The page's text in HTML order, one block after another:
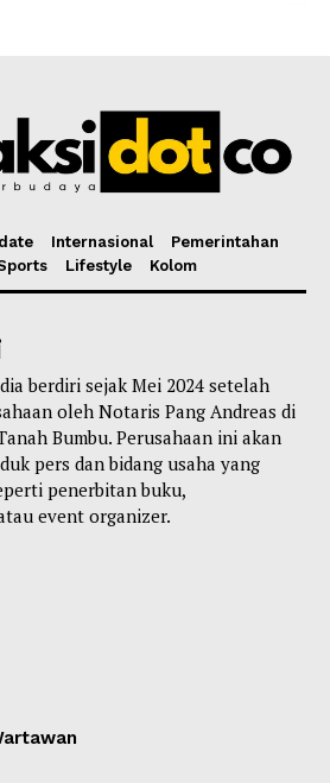
Internasional
Pemerintahan
Lifestyle Kolom
berdiri sejak Mei 2024 setelah
oleh Notaris Pang Andreas di
Bumbu. Perusahaan ini akan
pers dan bidang usaha yang
penerbitan buku,
event organizer.